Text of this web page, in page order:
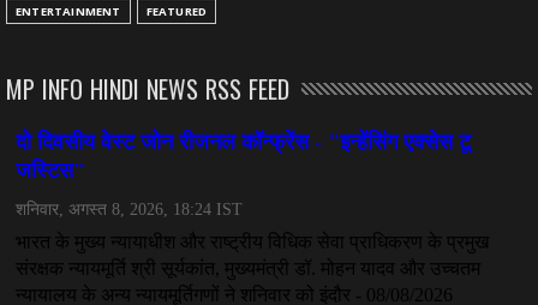
CHHATTISGARH
महादेव ऐप केस में बड़ा एक्शन, सौरभ चंद्राकर हिरासत में
CHHATTISGARH
तीजन बाई को याद करेगा छत्तीसगढ़ का लोक कला जगत
July 07, 2026
ENTERTAINMENT FEATURED
MP INFO HINDI NEWS RSS FEED